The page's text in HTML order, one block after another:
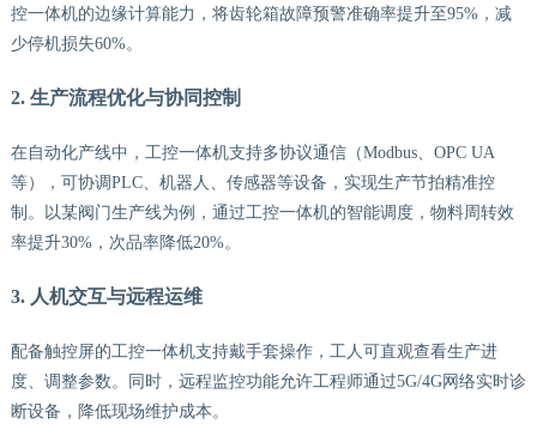
控一体机的边缘计算能力，将齿轮箱故障预警准确率提升至95%，减
少停机损失60%。
2. 生产流程优化与协同控制
在自动化产线中，工控一体机支持多协议通信（Modbus、OPC UA
等），可协调PLC、机器人、传感器等设备，实现生产节拍精准控
制。以某阀门生产线为例，通过工控一体机的智能调度，物料周转效
率提升30%，次品率降低20%。
3. 人机交互与远程运维
配备触控屏的工控一体机支持戴手套操作，工人可直观查看生产进
度、调整参数。同时，远程监控功能允许工程师通过5G/4G网络实时诊
断设备，降低现场维护成本。